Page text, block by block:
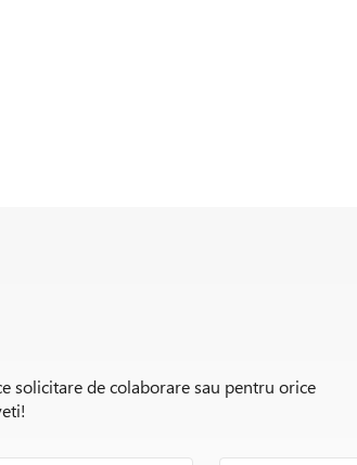
solicitare de colaborare sau pentru orice